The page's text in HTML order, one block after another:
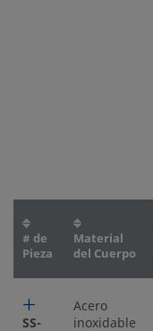
# de
Pieza
Material
del Cuerpo
SS-
Acero
inoxidable